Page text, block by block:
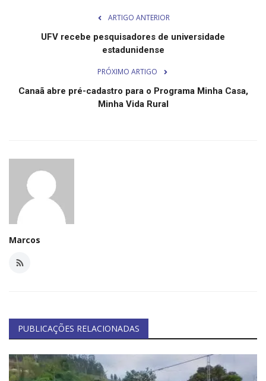
Esporte
Meio Ambiente
Brasil
Minas Gerais
ARTIGO ANTERIOR
UFV recebe pesquisadores de universidade
estadunidense
PRÓXIMO ARTIGO
Canaã abre pré-cadastro para o Programa Minha Casa,
Minha Vida Rural
Marcos
PUBLICAÇÕES RELACIONADAS